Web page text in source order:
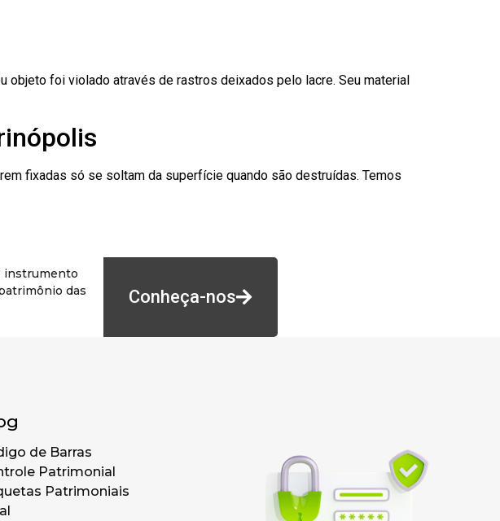
foi violado através de rastros deixados pelo lacre. Seu material
fixadas só se soltam da superfície quando são destruídas. Temos
instrumento
das
Conheça-nos
de Barras
Patrimonial
Patrimoniais